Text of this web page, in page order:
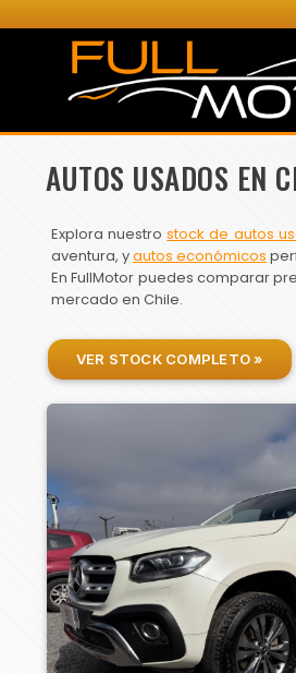
AUTOS USADOS EN
Explora nuestrostock de autos
aventura, yautos económicos
En FullMotor puedes comparar
mercado en Chile.
VER STOCK COMPLETO »